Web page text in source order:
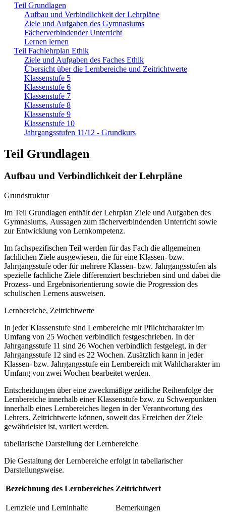
Teil Grundlagen
Aufbau und Verbindlichkeit der Lehrpläne
Ziele und Aufgaben des Gymnasiums
Fächerverbindender Unterricht
Lernen lernen
Teil Fachlehrplan Ethik
Ziele und Aufgaben des Faches Ethik
Übersicht über die Lernbereiche und Zeitrichtwerte
Klassenstufe 5
Klassenstufe 6
Klassenstufe 7
Klassenstufe 8
Klassenstufe 9
Klassenstufe 10
Jahrgangsstufen 11/12 - Grundkurs
Teil Grundlagen
Aufbau und Verbindlichkeit der Lehrpläne
Grundstruktur
Im Teil Grundlagen enthält der Lehrplan Ziele und Aufgaben des
Gymnasiums, Aussagen zum fächerverbindenden Unterricht sowie
zur Entwicklung von Lernkompetenz.
Im fachspezifischen Teil werden für das Fach die allgemeinen
fachlichen Ziele ausgewiesen, die für eine Klassen- bzw.
Jahrgangsstufe oder für mehrere Klassen- bzw. Jahrgangsstufen als
spezielle fachliche Ziele differenziert beschrieben sind und dabei die
Prozess- und Ergebnisorientierung sowie die Progression des
schulischen Lernens ausweisen.
Lernbereiche, Zeitrichtwerte
In jeder Klassenstufe sind Lernbereiche mit Pflichtcharakter im
Umfang von 25 Wochen verbindlich festgeschrieben. In der
Jahrgangsstufe 11 sind 26 Wochen verbindlich festgelegt, in der
Jahrgangsstufe 12 sind es 22 Wochen. Zusätzlich kann in jeder
Klassen- bzw. Jahrgangsstufe ein Lernbereich mit Wahlcharakter im
Umfang von zwei Wochen bearbeitet werden.
Entscheidungen über eine zweckmäßige zeitliche Reihenfolge der
Lernbereiche innerhalb einer Klassenstufe bzw. zu Schwerpunkten
innerhalb eines Lernbereiches liegen in der Verantwortung des
Lehrers. Zeitrichtwerte können, soweit das Erreichen der Ziele
gewährleistet ist, variiert werden.
tabellarische Darstellung der Lernbereiche
Die Gestaltung der Lernbereiche erfolgt in tabellarischer
Darstellungsweise.
Bezeichnung des Lernbereiches Zeitrichtwert
Lernziele und Lerninhalte Bemerkungen